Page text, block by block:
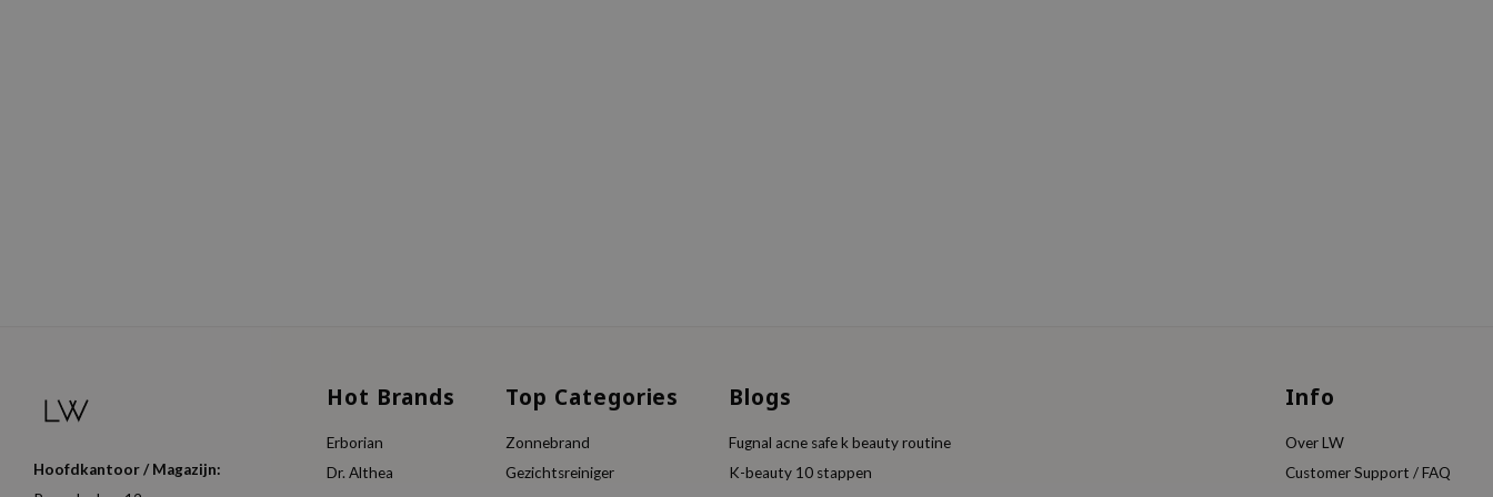
Hoofdkantoor / Magazijn:
Hot Brands
Erborian
Dr. Althea
Top Categories
Zonnebrand
Gezichtsreiniger
Blogs
Fugnal acne safe k beauty routine
K-beauty 10 stappen
Info
Over LW
Customer Support / FAQ